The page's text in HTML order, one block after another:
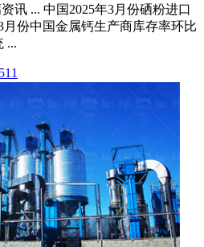
讯 ... 中国2025年3月份硒粉进口
月份中国金属钙生产商库存率环比
...